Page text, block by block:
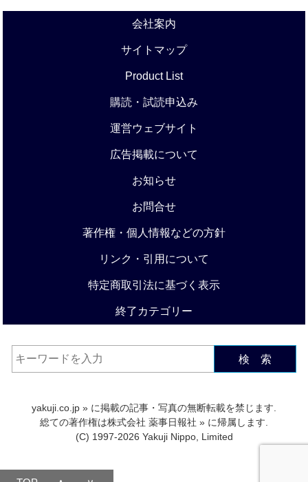
会社案内
サイトマップ
Product List
購読・試読申込み
運営ウェブサイト
広告掲載について
お知らせ
お問合せ
著作権・個人情報などの方針
リンク・引用について
特定商取引法に基づく表示
終了カテゴリー
検 索
yakuji.co.jp » に掲載の記事・写真の無断転載を禁じます.
総ての著作権は株式会社 薬事日報社 » に帰属します.
(C) 1997-2026 Yakuji Nippo, Limited